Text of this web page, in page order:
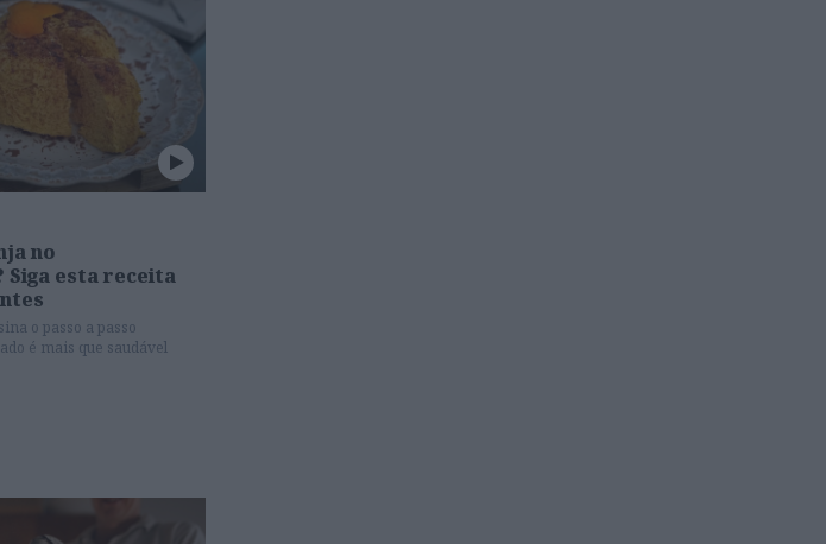
no
Siga esta receita
o passo a passo
é mais que saudável